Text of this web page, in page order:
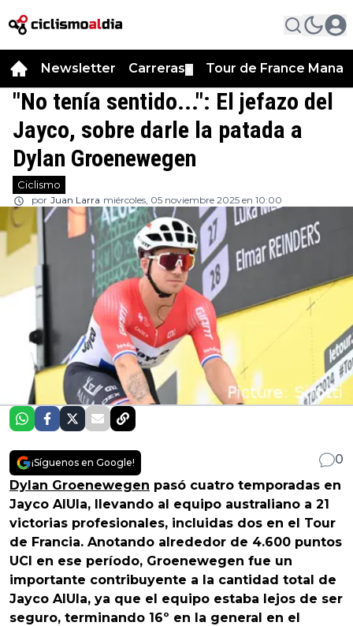
Newsletter Carreras Tour de France
"No tenía sentido...": El jefazo del
Jayco, sobre darle la patada a
Dylan Groenewegen
Ciclismo
por Juan Larra miércoles, 05 noviembre 2025 en 10:00
¡Síguenos en Google!
0
Dylan Groenewegen pasó cuatro temporadas en
Jayco AlUla, llevando al equipo australiano a 21
victorias profesionales, incluidas dos en el Tour
de Francia. Anotando alrededor de 4.600 puntos
UCI en ese período, Groenewegen fue un
importante contribuyente a la cantidad total de
Jayco AlUla, ya que el equipo estaba lejos de ser
seguro, terminando 16º en la general en el